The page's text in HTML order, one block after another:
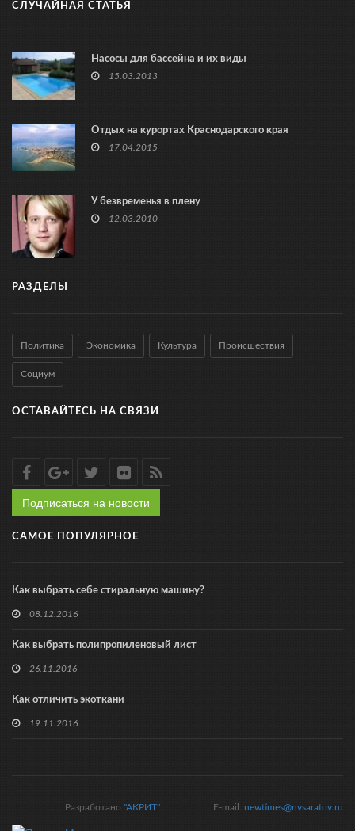
СЛУЧАЙНАЯ СТАТЬЯ
Насосы для бассейна и их виды
15.03.2013
Отдых на курортах Краснодарского края
17.04.2015
У безвременья в плену
12.03.2010
РАЗДЕЛЫ
Политика Экономика Культура Происшествия
Социум
ОСТАВАЙТЕСЬ НА СВЯЗИ
Подписаться на новости
САМОЕ ПОПУЛЯРНОЕ
Как выбрать себе стиральную машину?
08.12.2016
Как выбрать полипропиленовый лист
26.11.2016
Как отличить экоткани
19.11.2016
E-mail: newtimes@nvsaratov.ru
Разработано "АКРИТ"